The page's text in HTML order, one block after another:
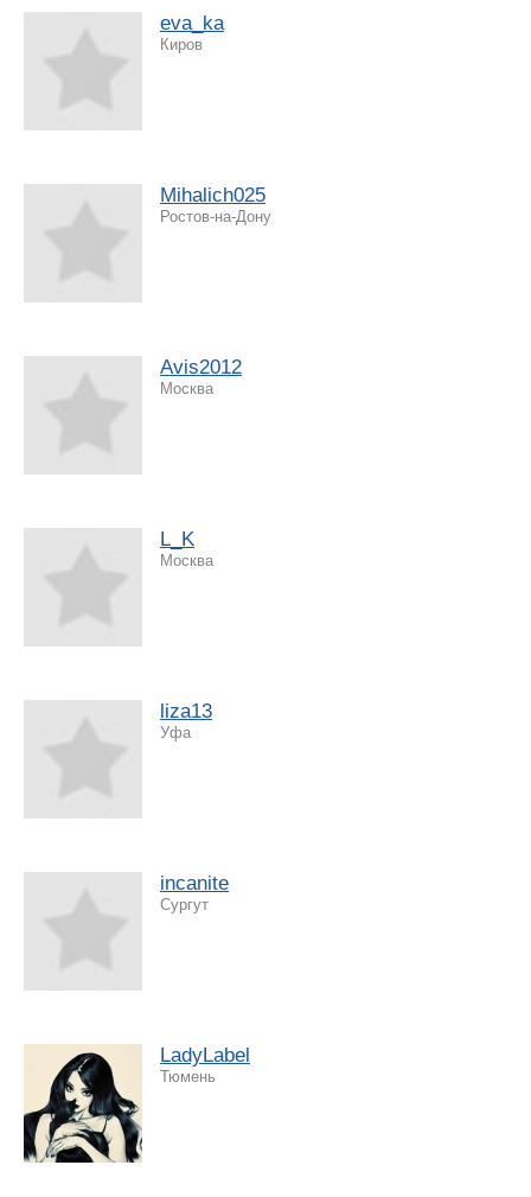
eva_ka
Киров
Mihalich025
Ростов-на-Дону
Avis2012
Москва
L_K
Москва
liza13
Уфа
incanite
Сургут
LadyLabel
Тюмень